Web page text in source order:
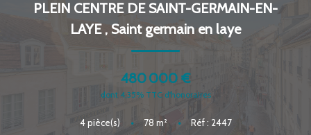
ESTIMER
PLEIN CENTRE DE SAINT-GERMAIN-EN-
LAYE , Saint germain en laye
480 000 €
dont 4,35% TTC d'honoraires
4pièce(s) • 78 m² • Réf : 2447